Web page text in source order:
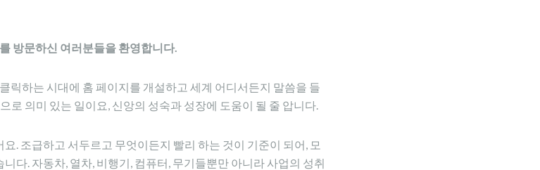
방문하신 여러분들을 환영합니다.
릭하는 시대에 홈 페이지를 개설하고 세계 어디서든지 말씀을 들
로 의미 있는 일이요, 신앙의 성숙과 성장에 도움이 될 줄 압니다.
. 조급하고 서두르고 무엇이든지 빨리 하는 것이 기준이 되어, 모
다. 자동차, 열차, 비행기, 컴퓨터, 무기들뿐만 아니라 사업의 성취